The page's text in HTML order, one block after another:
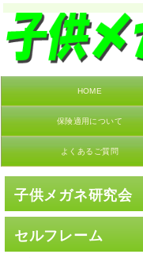
HOME
保険適用について
よくあるご質問
子供メガネ研究会
セルフレーム